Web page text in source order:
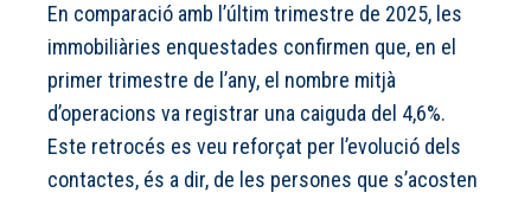
En comparació amb l’últim trimestre de 2025, les
immobiliàries enquestades confirmen que, en el
primer trimestre de l’any, el nombre mitjà
d’operacions va registrar una caiguda del 4,6%.
Este retrocés es veu reforçat per l’evolució dels
contactes, és a dir, de les persones que s’acosten